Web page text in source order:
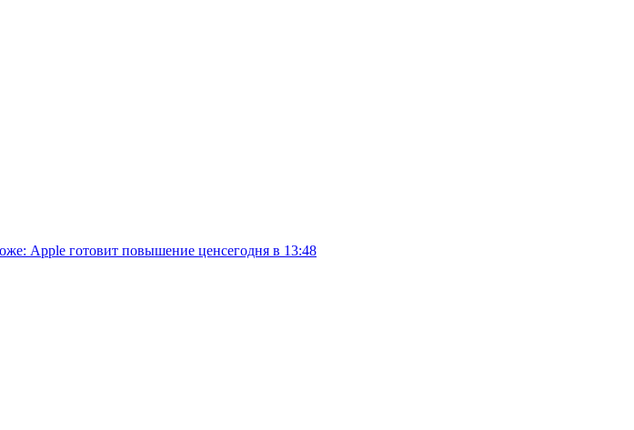
Apple готовит повышение ценсегодня в 13:48